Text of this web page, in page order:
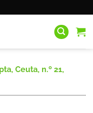
Ceuta, n.º 21,